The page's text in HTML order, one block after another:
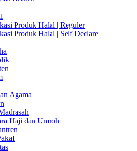
Produk Halal | Reguler
Produk Halal | Self Declare
Agama
Haji dan Umroh